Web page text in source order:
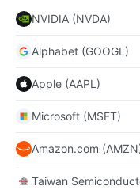
NVIDIA (NVDA)
Alphabet (GOOGL)
Apple (AAPL)
Microsoft (MSFT)
Amazon.com
Taiwan